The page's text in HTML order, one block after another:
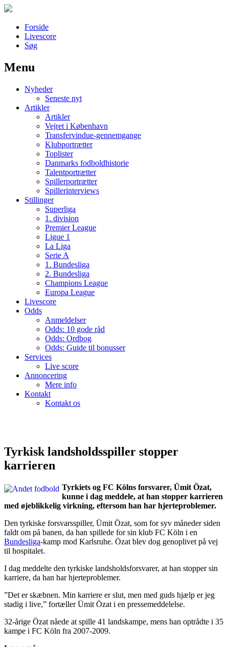
Forside
Livescore
Søg
Наши партнеры
лучшие займы
Menu
Nyheder
Seneste nyt
Artikler
Artikler
Vejret i København
Transfervindue-gennemgange
Klubportrætter
Toplister
Danmarks fodboldhistorie
Talentportrætter
Spillerportrætter
Spillerinterviews
Stillinger
Superliga
1. division
Premier League
Ligue 1
La Liga
Serie A
1. Bundesliga
2. Bundesliga
Champions League
Europa League
Livescore
Odds
Anmeldelser
Odds: 10 gode råd
Odds: Ordbog
Odds: Guide til bonusser
Services
Live score
Annoncering
Mere info
Kontakt
Kontakt os
Tyrkisk landsholdsspiller stopper
karrieren
Tyrkiets og FC Kölns forsvarer, Ümit Özat,
kunne i dag meddele, at han stopper karrieren
med øjeblikkelig virkning, eftersom han har hjerteproblemer.
Den tyrkiske forsvarsspiller, Ümit Özat, som for syv måneder siden
faldt om på banen, da han spillede for sin klub FC Köln i en
Bundesliga-kamp mod Karlsruhe. Özat blev dog genoplivet på vej
til hospitalet.
I dag meddelte den tyrkiske landsholdsforsvarer, at han stopper sin
karriere, da han har hjerteproblemer.
”Det er skæbnen. Min karriere er slut, men med guds hjælp er jeg
stadig i live,” fortæller Ümit Özat i en pressemeddelelse.
32-årige Özat nåede at spille 41 landskampe, mens han optrådte i 35
kampe i FC Köln fra 2007-2009.